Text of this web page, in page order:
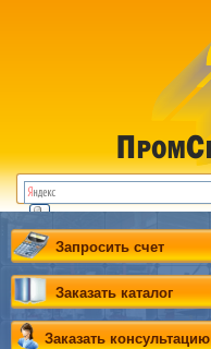
Запросить счет
Заказать каталог
Заказать консультацию